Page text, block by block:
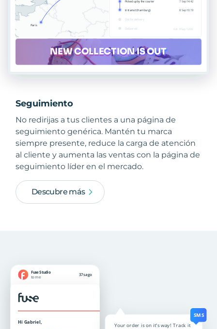
Seguimiento
No redirijas a tus clientes a una página de
seguimiento genérica. Mantén tu marca
siempre presente, reduce la carga de atención
al cliente y aumenta las ventas con la página de
seguimiento líder en el mercado.
Descubre más